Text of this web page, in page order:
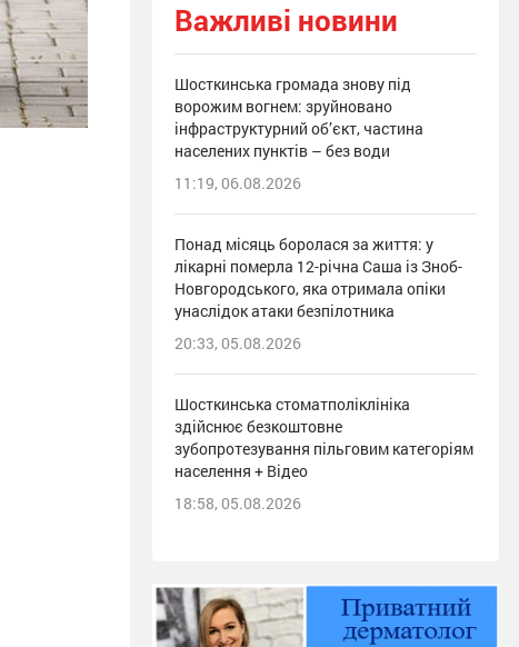
Важливі новини
Шосткинська громада знову під
ворожим вогнем: зруйновано
інфраструктурний об’єкт, частина
населених пунктів – без води
11:19, 06.08.2026
Понад місяць боролася за життя: у
лікарні померла 12-річна Саша із Зноб-
Новгородського, яка отримала опіки
унаслідок атаки безпілотника
20:33, 05.08.2026
Шосткинська стоматполіклініка
здійснює безкоштовне
зубопротезування пільговим категоріям
населення + Відео
18:58, 05.08.2026